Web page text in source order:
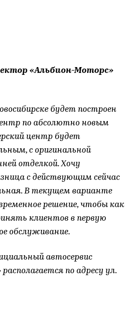
«Альбион-Моторс»
будет построен
по абсолютно новым
центр будет
с оригинальной
отделкой. Хочу
с действующим сейчас
В текущем варианте
решение, чтобы как
клиентов в первую
обслуживание.
автосервис
по адресу ул.